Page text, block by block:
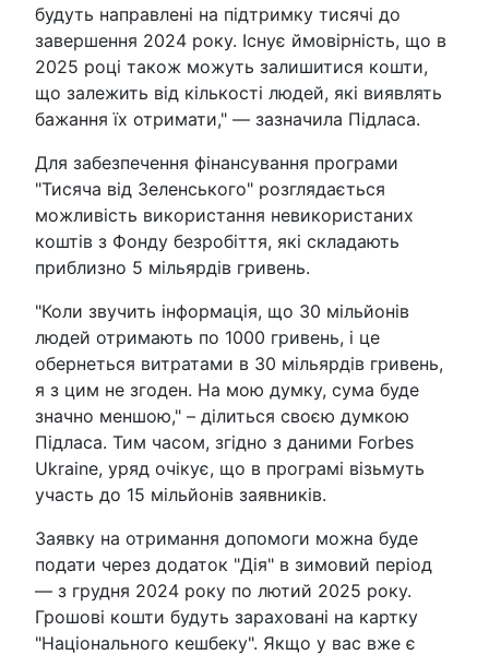
будуть направлені на підтримку тисячі до
завершення 2024 року. Існує ймовірність, що в
2025 році також можуть залишитися кошти,
що залежить від кількості людей, які виявлять
бажання їх отримати," — зазначила Підласа.
Для забезпечення фінансування програми
"Тисяча від Зеленського" розглядається
можливість використання невикористаних
коштів з Фонду безробіття, які складають
приблизно 5 мільярдів гривень.
"Коли звучить інформація, що 30 мільйонів
людей отримають по 1000 гривень, і це
обернеться витратами в 30 мільярдів гривень,
я з цим не згоден. На мою думку, сума буде
значно меншою," – ділиться своєю думкою
Підласа. Тим часом, згідно з даними Forbes
Ukraine, уряд очікує, що в програмі візьмуть
участь до 15 мільйонів заявників.
Заявку на отримання допомоги можна буде
подати через додаток "Дія" в зимовий період
— з грудня 2024 року по лютий 2025 року.
Грошові кошти будуть зараховані на картку
"Національного кешбеку". Якщо у вас вже є